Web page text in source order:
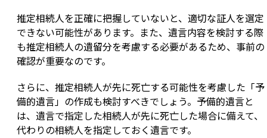
推定相続人を正確に把握していないと、適切な証人を選定
できない可能性があります。また、遺言内容を検討する際
も推定相続人の遺留分を考慮する必要があるため、事前の
確認が重要なのです。
さらに、推定相続人が先に死亡する可能性を考慮した「予
備的遺言」の作成も検討すべきでしょう。予備的遺言と
は、遺言で指定した相続人が先に死亡した場合に備えて、
代わりの相続人を指定しておく遺言です。